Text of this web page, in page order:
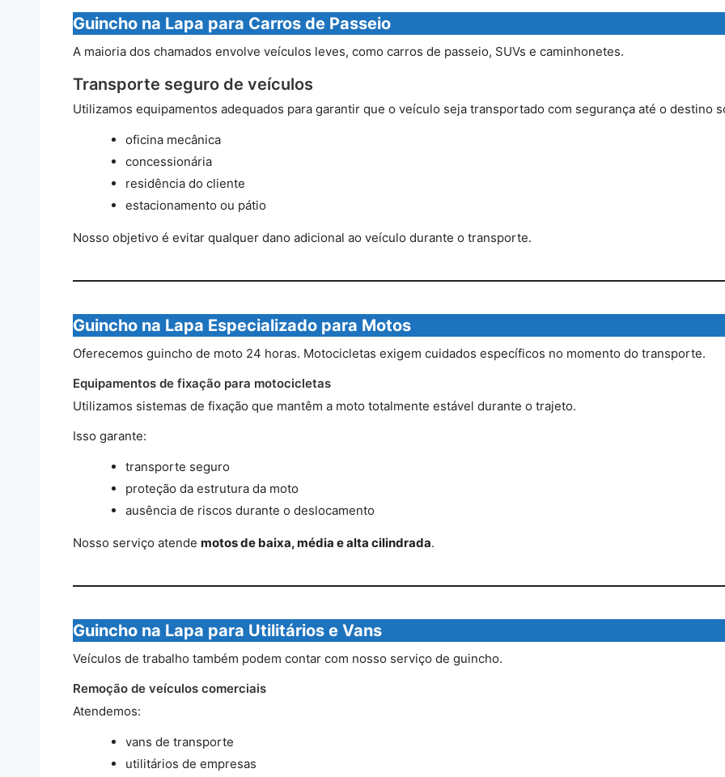
Guincho na Lapa para Carros de Passeio
A maioria dos chamados envolve veículos leves, como carros de passeio, SUVs e caminhonetes.
Transporte seguro de veículos
Utilizamos equipamentos adequados para garantir que o veículo seja transportado com segurança até o destino
oficina mecânica
concessionária
residência do cliente
estacionamento ou pátio
Nosso objetivo é evitar qualquer dano adicional ao veículo durante o transporte.
Guincho na Lapa Especializado para Motos
Oferecemos guincho de moto 24 horas. Motocicletas exigem cuidados específicos no momento do transporte.
Equipamentos de fixação para motocicletas
Utilizamos sistemas de fixação que mantêm a moto totalmente estável durante o trajeto.
Isso garante:
transporte seguro
proteção da estrutura da moto
ausência de riscos durante o deslocamento
Nosso serviço atende motos de baixa, média e alta cilindrada.
Guincho na Lapa para Utilitários e Vans
Veículos de trabalho também podem contar com nosso serviço de guincho.
Remoção de veículos comerciais
Atendemos:
vans de transporte
utilitários de empresas